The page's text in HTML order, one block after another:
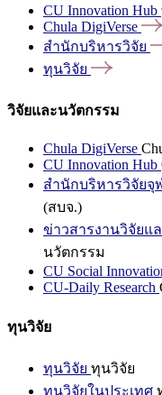
CU Innovation Hub
Chula DigiVerse
สำนักบริหารวิจัย
ทุนวิจัย
วิจัยและนวัตกรรม
Chula DigiVerse
CU Innovation Hub
สำนักบริหารวิจัยจุ
(สบจ.)
ข่าวสารงานวิจัยแ
นวัตกรรม
CU Social
CU-Daily Research
ทุนวิจัย
ทุนวิจัย ทุนวิจัย
ทุนวิจัยในประเทศ